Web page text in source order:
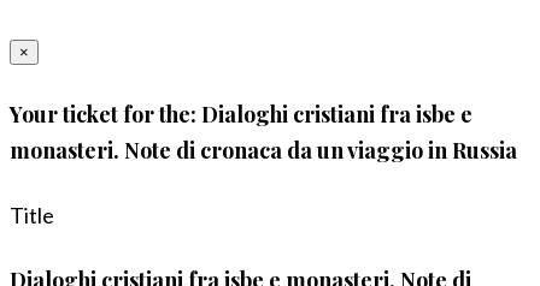
×
Your ticket for the: Dialoghi cristiani fra isbe e
monasteri. Note di cronaca da un viaggio in Russia
Title
Dialoghi cristiani fra isbe e monasteri. Note di